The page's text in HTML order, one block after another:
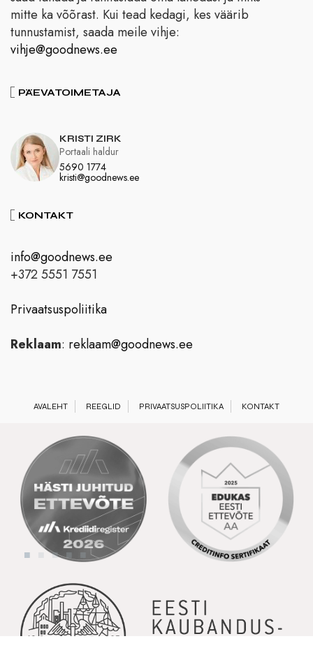
mitte ka võõrast. Kui tead kedagi, kes väärib
tunnustamist, saada meile vihje:
vihje@goodnews.ee
PÄEVATOIMETAJA
KRISTI ZIRK
5690 1774
kristi@goodnews.ee
Portaali haldur
KONTAKT
info@goodnews.ee
+372 5551 7551
Privaatsuspoliitika
Reklaam: reklaam@goodnews.ee
AVALEHT REEGLID PRIVAATSUSPOLIITIKA KONTAKT